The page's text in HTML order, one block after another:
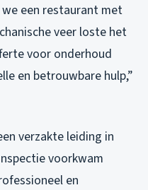
een restaurant met
veer loste het
voor onderhoud
en betrouwbare hulp,”
verzakte leiding in
voorkwam
en